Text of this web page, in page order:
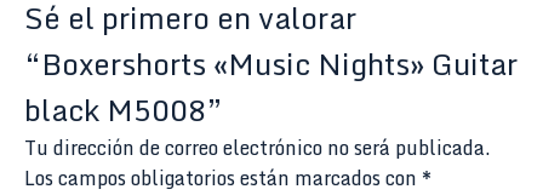
Sé el primero en valorar
“Boxershorts «Music Nights» Guitar
black M5008”
Tu dirección de correo electrónico no será publicada.
Los campos obligatorios están marcados con *